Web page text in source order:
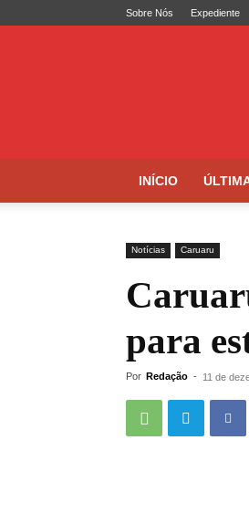
Sobre Nós Expediente
INÍCIO
Notícias Caruaru
para
Por Redação - 11 de